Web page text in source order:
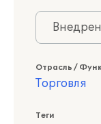
Отрасль /
Торговля
Теги